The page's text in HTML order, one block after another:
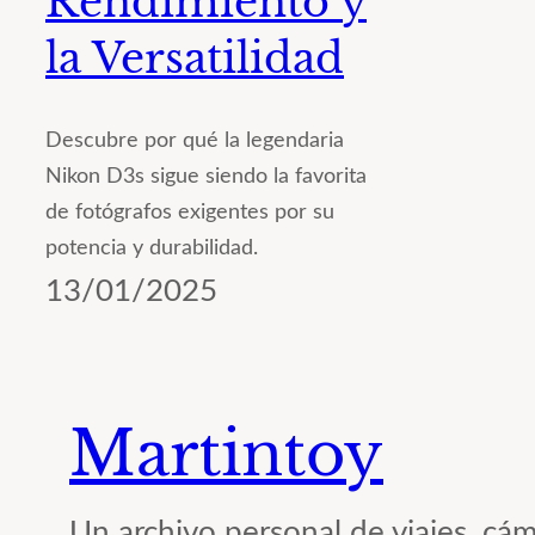
la Versatilidad
Descubre por qué la legendaria
Nikon D3s sigue siendo la favorita
de fotógrafos exigentes por su
potencia y durabilidad.
13/01/2025
Martintoy